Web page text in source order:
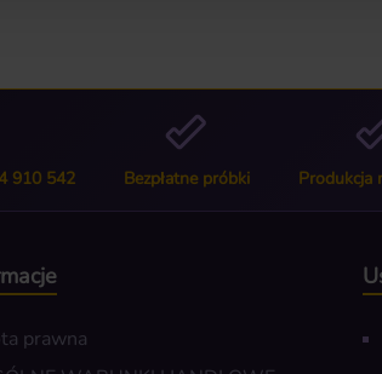
910 542 Bezpłatne próbki Produkcja
prawna